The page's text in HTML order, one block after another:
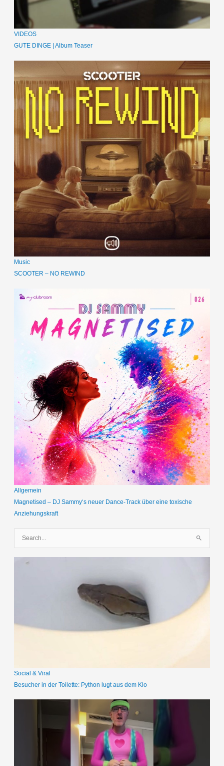
VIDEOS
GUTE DINGE | Album Teaser
Music
SCOOTER – NO REWIND
Allgemein
Magnetised – DJ Sammy‘s neuer Dance-Track über eine toxische
Anziehungskraft
c
c
Social & Viral
Besucher in der Toilette: Python lugt aus dem Klo